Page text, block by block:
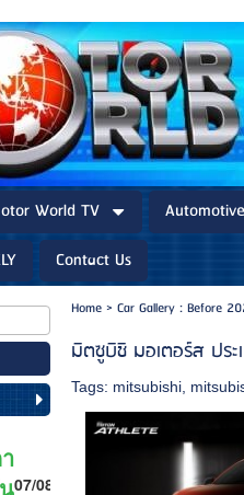
World TV
Contact Us
Home> Car Gallery : Before
มิตซูบิชิ มอเตอร์ส ปร
Tags: mitsubishi